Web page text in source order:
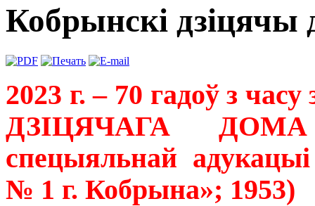
Кобрынскі дзіцячы
2023 г. – 70 гадоў з
ДЗІЦЯЧАГА ДОМА
спецыяльнай
№ 1 г. Кобрына»; 1953)